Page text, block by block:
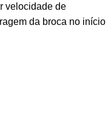
velocidade de
da broca no início